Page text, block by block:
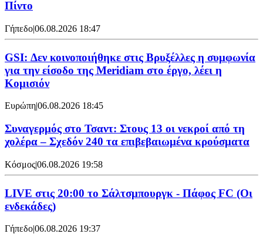
Πίντο
Γήπεδο|06.08.2026 18:47
GSI: Δεν κοινοποιήθηκε στις Βρυξέλλες η συμφωνία
για την είσοδο της Meridiam στο έργο, λέει η
Κομισιόν
Ευρώπη|06.08.2026 18:45
Συναγερμός στο Τσαντ: Στους 13 οι νεκροί από τη
χολέρα – Σχεδόν 240 τα επιβεβαιωμένα κρούσματα
Κόσμος|06.08.2026 19:58
LIVE στις 20:00 το Σάλτσμπουργκ - Πάφος FC (Οι
ενδεκάδες)
Γήπεδο|06.08.2026 19:37